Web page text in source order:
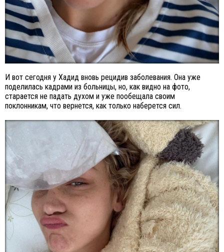
И вот сегодня у Хадид вновь рецидив заболевания. Она уже
поделилась кадрами из больницы, но, как видно на фото,
старается не падать духом и уже пообещала своим
поклонникам, что вернется, как только наберется сил.